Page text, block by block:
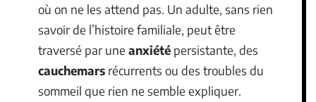
où on ne les attend pas. Un adulte, sans rien
savoir de l’histoire familiale, peut être
traversé par une anxiété persistante, des
cauchemars récurrents ou des troubles du
sommeil que rien ne semble expliquer.